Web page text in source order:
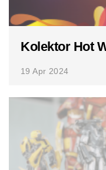
Kolektor Hot
19 Apr 2024